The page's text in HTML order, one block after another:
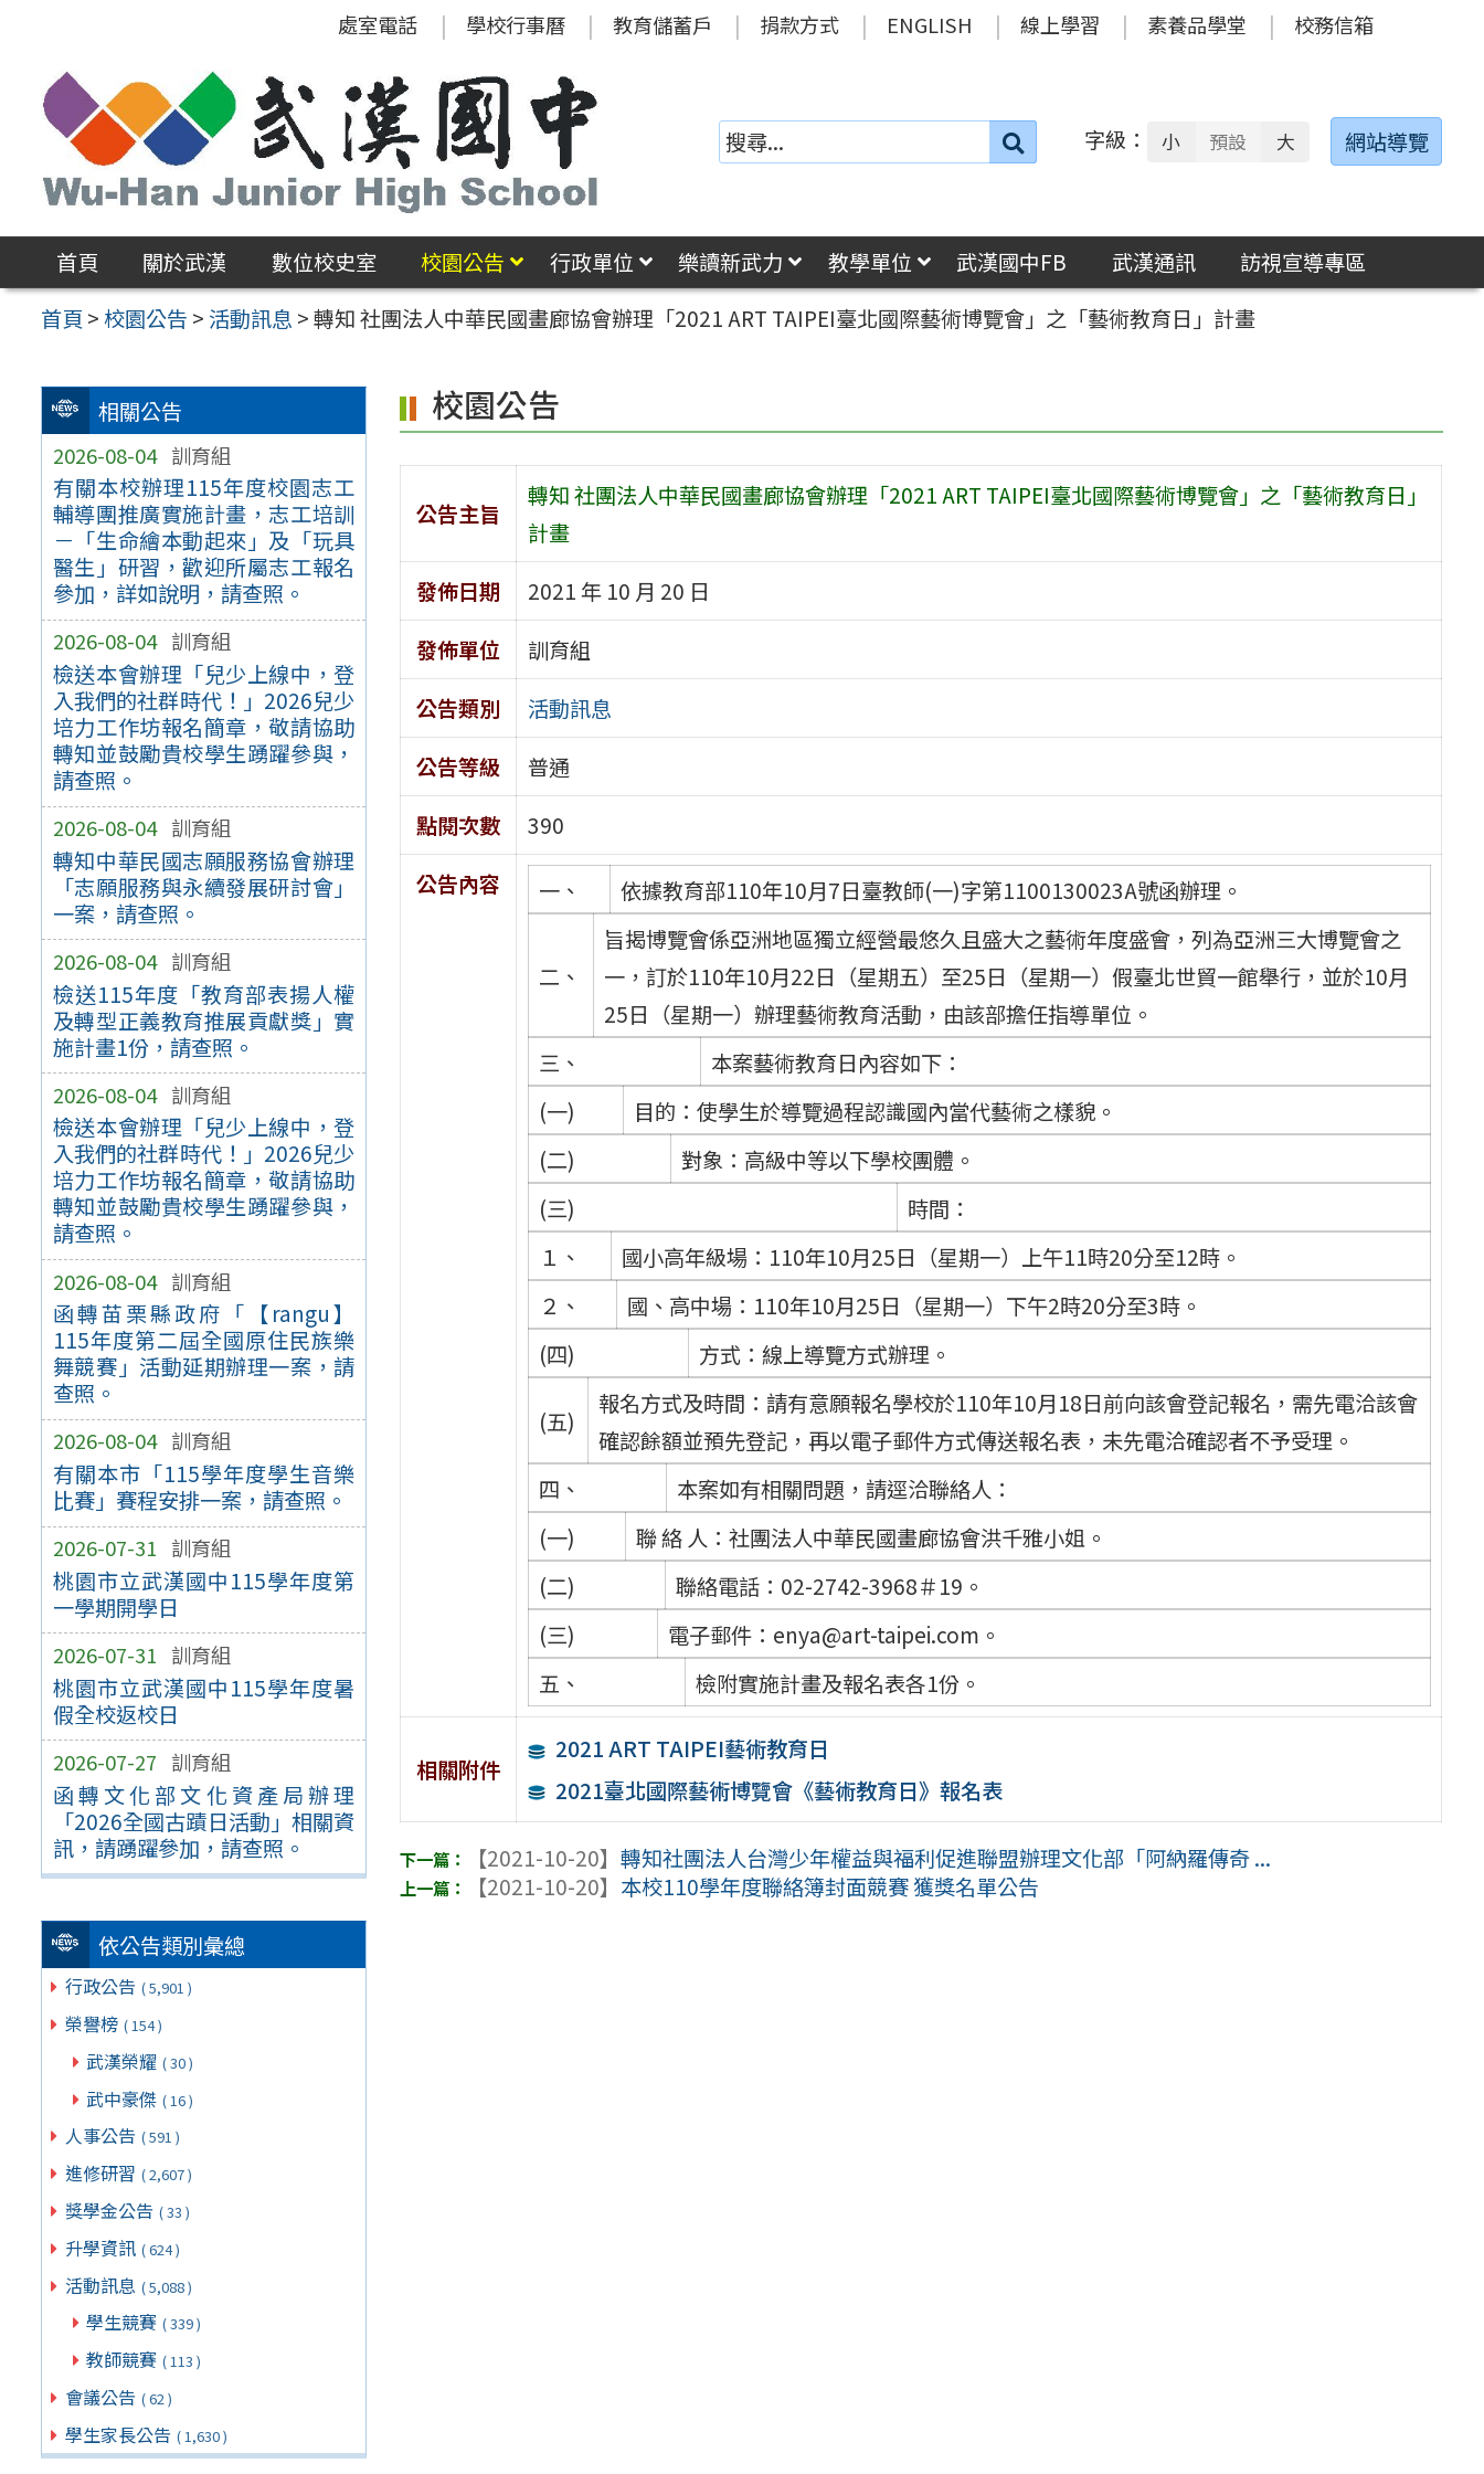
區
處室電話 學校行事曆 教育儲蓄戶 捐款方式 ENGLISH 線上學習 素養品學堂 校務信箱
搜
字級： 小 預設 大 網站導覽
首頁 關於武漢 數位校史室 校園公告 行政單位 樂讀新武力 教學單位 武漢國中FB 武漢通訊
訪視宣導專區
首頁 >校園公告 > 活動訊息 >轉知 社團法人中華民國畫廊協會辦理「2021 ART TAIPEI臺北國際藝術博覽會」之「藝術教育日」計畫
相關公告
2026-08-04 訓育組
有關本校辦理115年度校園志工
輔導團推廣實施計畫，志工培訓
－「生命繪本動起來」及「玩具
醫生」研習，歡迎所屬志工報名
參加，詳如說明，請查照。
2026-08-04 訓育組
檢送本會辦理「兒少上線中，登
入我們的社群時代！」2026兒少
培力工作坊報名簡章，敬請協助
轉知並鼓勵貴校學生踴躍參與，
請查照。
2026-08-04 訓育組
轉知中華民國志願服務協會辦理
「志願服務與永續發展研討會」
一案，請查照。
2026-08-04 訓育組
檢送115年度「教育部表揚人權
及轉型正義教育推展貢獻獎」實
施計畫1份，請查照。
2026-08-04 訓育組
檢送本會辦理「兒少上線中，登
入我們的社群時代！」2026兒少
培力工作坊報名簡章，敬請協助
轉知並鼓勵貴校學生踴躍參與，
請查照。
2026-08-04 訓育組
函轉苗栗縣政府「【rangu】
115年度第二屆全國原住民族樂
舞競賽」活動延期辦理一案，請
查照。
2026-08-04 訓育組
有關本市「115學年度學生音樂
比賽」賽程安排一案，請查照。
2026-07-31 訓育組
桃園市立武漢國中115學年度第
一學期開學日
2026-07-31 訓育組
桃園市立武漢國中115學年度暑
假全校返校日
2026-07-27 訓育組
函轉文化部文化資產局辦理
「2026全國古蹟日活動」相關資
訊，請踴躍參加，請查照。
依公告類別彙總
行政公告 ( 5,901 )
榮譽榜 ( 154 )
武漢榮耀 ( 30 )
武中豪傑 ( 16 )
人事公告 ( 591 )
進修研習 ( 2,607 )
獎學金公告 ( 33 )
升學資訊 ( 624 )
活動訊息 ( 5,088 )
學生競賽 ( 339 )
教師競賽 ( 113 )
會議公告 ( 62 )
學生家長公告 ( 1,630 )
校園公告
公告主旨
轉知 社團法人中華民國畫廊協會辦理「2021 ART TAIPEI臺北國際藝術博覽會」之「藝術教育日」
計畫
發佈日期
2021 年 10 月 20 日
發佈單位
訓育組
公告類別
活動訊息
公告等級
普通
點閱次數
390
公告內容
一、 依據教育部110年10月7日臺教師(一)字第1100130023A號函辦理。
二、
旨揭博覽會係亞洲地區獨立經營最悠久且盛大之藝術年度盛會，列為亞洲三大博覽會之
一，訂於110年10月22日（星期五）至25日（星期一）假臺北世貿一館舉行，並於10月
25日（星期一）辦理藝術教育活動，由該部擔任指導單位。
三、
本案藝術教育日內容如下：
(一)
目的：使學生於導覽過程認識國內當代藝術之樣貌。
(二)
對象：高級中等以下學校團體。
(三)
時間：
１、
國小高年級場：110年10月25日（星期一）上午11時20分至12時。
２、
國、高中場：110年10月25日（星期一）下午2時20分至3時。
(四)
方式：線上導覽方式辦理。
(五)
報名方式及時間：請有意願報名學校於110年10月18日前向該會登記報名，需先電洽該會
確認餘額並預先登記，再以電子郵件方式傳送報名表，未先電洽確認者不予受理。
四、
本案如有相關問題，請逕洽聯絡人：
(一)
聯 絡 人：社團法人中華民國畫廊協會洪千雅小姐。
(二)
聯絡電話：02-2742-3968＃19。
(三)
電子郵件：enya@art-taipei.com。
五、
檢附實施計畫及報名表各1份。
相關附件
2021 ART TAIPEI藝術教育日
2021臺北國際藝術博覽會《藝術教育日》報名表
【2021-10-20】轉知社團法人台灣少年權益與福利促進聯盟辦理文化部「阿納羅傳奇 ...
【2021-10-20】 本校110學年度聯絡簿封面競賽 獲獎名單公告